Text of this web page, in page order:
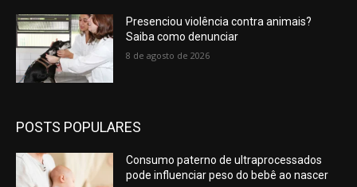
Presenciou violência contra animais?
Saiba como denunciar
8 de agosto de 2026
POSTS POPULARES
Consumo paterno de ultraprocessados
pode influenciar peso do bebê ao nascer